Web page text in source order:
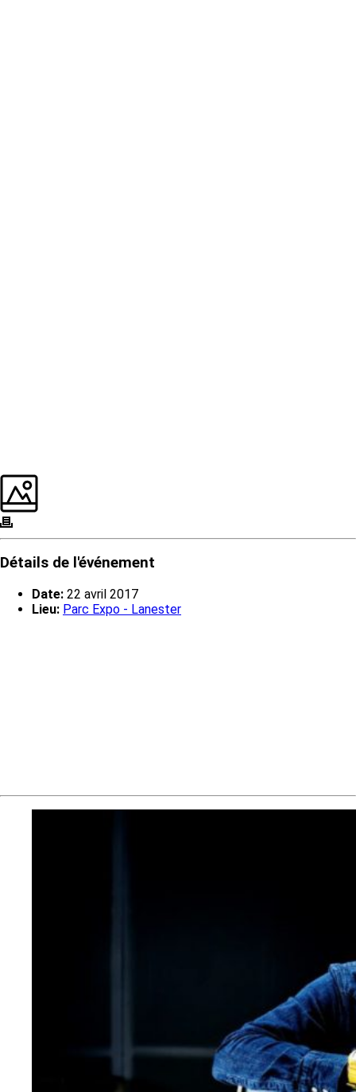
Détails de l'événement
Date: 22 avril 2017
Lieu: Parc Expo - Lanester